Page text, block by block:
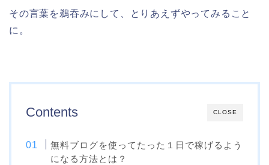
その言葉を鵜吞みにして、とりあえずやってみること
に。
CLOSE
Contents
無料ブログを使ってたった１日で稼げるよう
になる方法とは？